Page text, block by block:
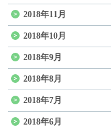
2018年11月
2018年10月
2018年9月
2018年8月
2018年7月
2018年6月